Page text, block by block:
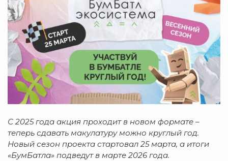
С 2025 года акция проходит в новом формате –
теперь сдавать макулатуру можно круглый год.
Новый сезон проекта стартовал 25 марта, а итоги
«БумБатла» подведут в марте 2026 года.